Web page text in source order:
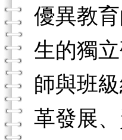
優異教
生的獨
師與班
革發展